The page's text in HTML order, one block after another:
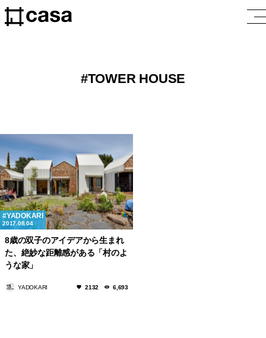
TOWER HOUSE
YADOKARI
2017.08.04
8歳の双子のアイデアから生まれ
た、絶妙な距離感がある「村のよ
うな家」
YADOKARI 2132 6,693